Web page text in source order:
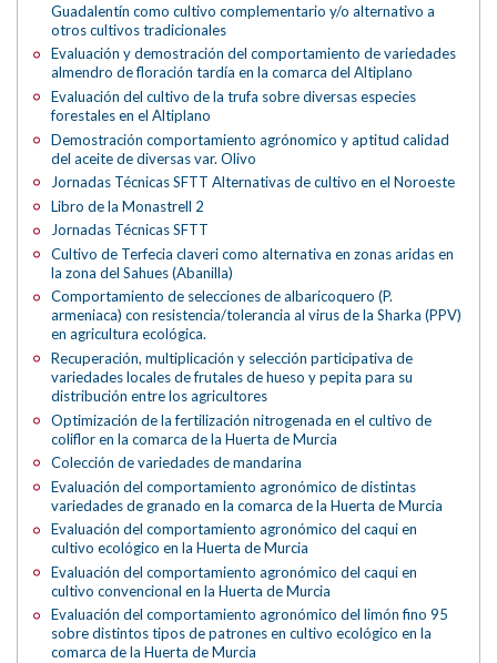
Guadalentín como cultivo complementario y/o alternativo a
otros cultivos tradicionales
Evaluación y demostración del comportamiento de variedades
almendro de floración tardía en la comarca del Altiplano
Evaluación del cultivo de la trufa sobre diversas especies
forestales en el Altiplano
Demostración comportamiento agrónomico y aptitud calidad
del aceite de diversas var. Olivo
Jornadas Técnicas SFTT Alternativas de cultivo en el Noroeste
Libro de la Monastrell 2
Jornadas Técnicas SFTT
Cultivo de Terfecia claveri como alternativa en zonas aridas en
la zona del Sahues (Abanilla)
Comportamiento de selecciones de albaricoquero (P.
armeniaca) con resistencia/tolerancia al virus de la Sharka (PPV)
en agricultura ecológica.
Recuperación, multiplicación y selección participativa de
variedades locales de frutales de hueso y pepita para su
distribución entre los agricultores
Optimización de la fertilización nitrogenada en el cultivo de
coliflor en la comarca de la Huerta de Murcia
Colección de variedades de mandarina
Evaluación del comportamiento agronómico de distintas
variedades de granado en la comarca de la Huerta de Murcia
Evaluación del comportamiento agronómico del caqui en
cultivo ecológico en la Huerta de Murcia
Evaluación del comportamiento agronómico del caqui en
cultivo convencional en la Huerta de Murcia
Evaluación del comportamiento agronómico del limón fino 95
sobre distintos tipos de patrones en cultivo ecológico en la
comarca de la Huerta de Murcia